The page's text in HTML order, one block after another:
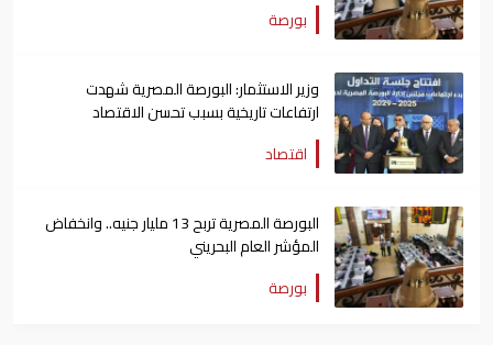
بورصة
وزير الاستثمار: البورصة المصرية شهدت
ارتفاعات تاريخية بسبب تحسن الاقتصاد
اقتصاد
البورصة المصرية تربح 13 مليار جنيه.. وانخفاض
المؤشر العام البحريني
بورصة